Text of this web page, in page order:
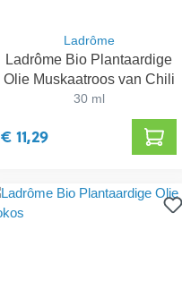
Ladrôme
Ladrôme Bio Plantaardige
Olie Muskaatroos van Chili
30 ml
€ 11,29